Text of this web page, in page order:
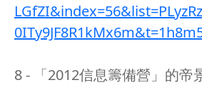
8 - 「2012信息籌備營」的